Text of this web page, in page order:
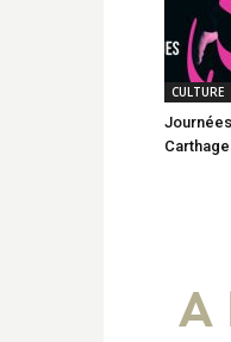
CULTURE
A